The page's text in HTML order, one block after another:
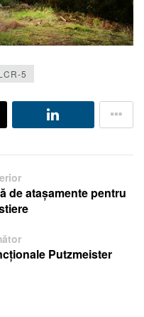
5
de atașamente pentru
Putzmeister